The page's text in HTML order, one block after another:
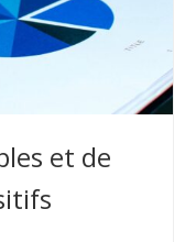
et de